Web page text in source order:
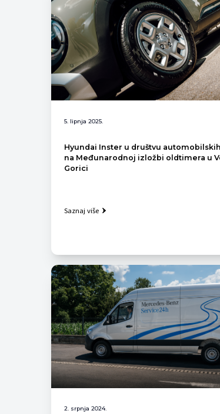
5. lipnja 2025.
Hyundai Inster u društvu
na Međunarodnoj izložbi oldtimera u
Gorici
Saznaj više
2. srpnja 2024.